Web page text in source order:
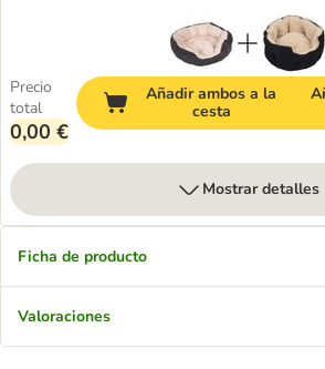
Precio
total
0,00 €
Añadir ambos a la
cesta
Mostrar detalles
Ficha de producto
Valoraciones